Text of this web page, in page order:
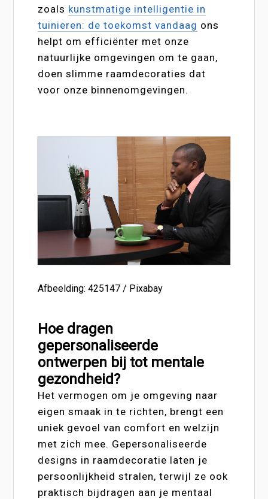
zoals kunstmatige intelligentie in
tuinieren: de toekomst vandaag ons
helpt om efficiënter met onze
natuurlijke omgevingen om te gaan,
doen slimme raamdecoraties dat
voor onze binnenomgevingen.
Afbeelding: 425147 / Pixabay
Hoe dragen
gepersonaliseerde
ontwerpen bij tot mentale
gezondheid?
Het vermogen om je omgeving naar
eigen smaak in te richten, brengt een
uniek gevoel van comfort en welzijn
met zich mee. Gepersonaliseerde
designs in raamdecoratie laten je
persoonlijkheid stralen, terwijl ze ook
praktisch bijdragen aan je mentaal